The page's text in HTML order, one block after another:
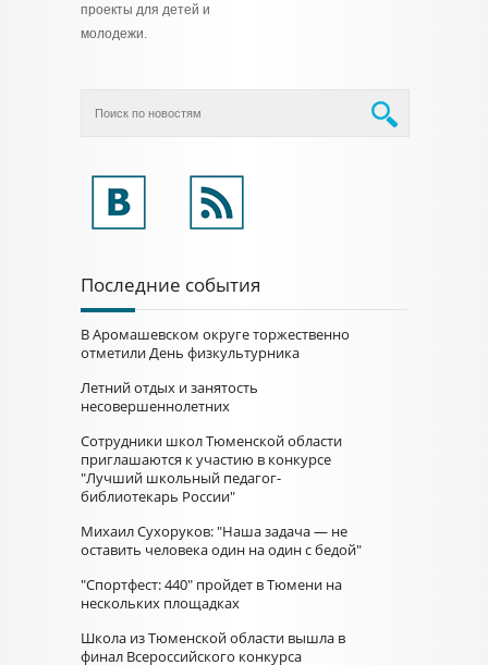
проекты для детей и
молодежи.
Последние события
В Аромашевском округе торжественно
отметили День физкультурника
Летний отдых и занятость
несовершеннолетних
Сотрудники школ Тюменской области
приглашаются к участию в конкурсе
"Лучший школьный педагог-
библиотекарь России"
Михаил Сухоруков: "Наша задача — не
оставить человека один на один с бедой"
"Спортфест: 440" пройдет в Тюмени на
нескольких площадках
Школа из Тюменской области вышла в
финал Всероссийского конкурса